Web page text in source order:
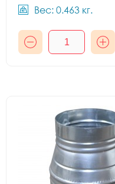
Вес: 0.463 кг.